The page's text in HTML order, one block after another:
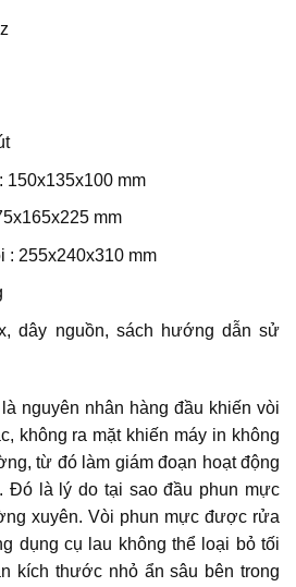
mm
mm
: 255x240x310 mm
dây nguồn, sách hướng dẫn sử
nguyên nhân hàng đầu khiến vòi
không ra mặt khiến máy in không
từ đó làm giám đoạn hoạt động
Đó là lý do tại sao đầu phun mực
xuyên. Vòi phun mực được rửa
dụng cụ lau không thể loại bỏ tối
kích thước nhỏ ẩn sâu bên trong